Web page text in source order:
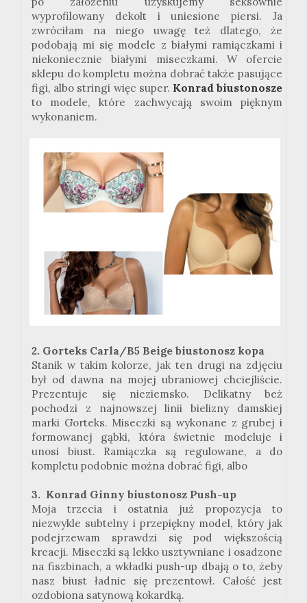
wyprofilowany dekolt i uniesione piersi. Ja
zwróciłam na niego uwagę też dlatego, że
podobają mi się modele z białymi ramiączkami i
niekoniecznie białymi miseczkami. W ofercie
sklepu do kompletu można dobrać także pasujące
figi, albo stringi więc super. Konrad biustonosze
to modele, które zachwycają swoim pięknym
wykonaniem.
2. Gorteks Carla/B5 Beige biustonosz kopa
Stanik w takim kolorze, jak ten drugi na zdjęciu
był od dawna na mojej ubraniowej chciejliście.
Prezentuje się nieziemsko. Delikatny beż
pochodzi z najnowszej linii bielizny damskiej
marki Gorteks. Miseczki są wykonane z grubej i
formowanej gąbki, która świetnie modeluje i
unosi biust. Ramiączka są regulowane, a do
kompletu podobnie można dobrać figi, albo
3. Konrad Ginny biustonosz Push-up
Moja trzecia i ostatnia już propozycja to
niezwykle subtelny i przepiękny model, który jak
podejrzewam sprawdzi się pod większością
kreacji. Miseczki są lekko usztywniane i osadzone
na fiszbinach, a wkładki push-up dbają o to, żeby
nasz biust ładnie się prezentowł. Całość jest
ozdobiona satynową kokardką.